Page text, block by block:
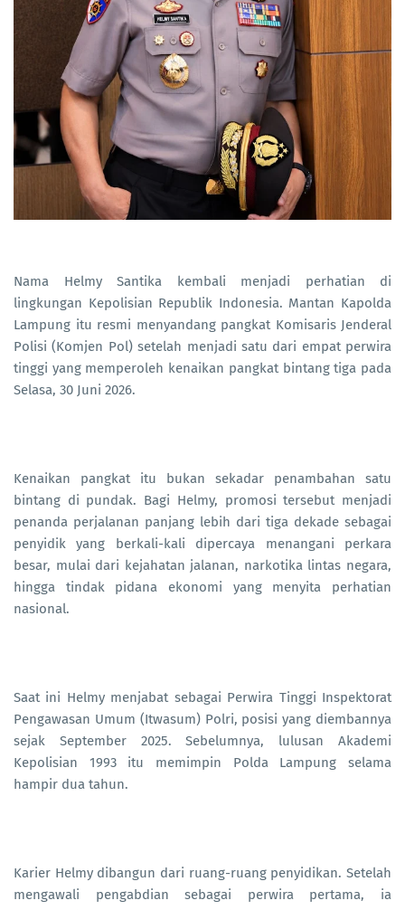
Nama Helmy Santika kembali menjadi perhatian di
lingkungan Kepolisian Republik Indonesia. Mantan Kapolda
Lampung itu resmi menyandang pangkat Komisaris Jenderal
Polisi (Komjen Pol) setelah menjadi satu dari empat perwira
tinggi yang memperoleh kenaikan pangkat bintang tiga pada
Selasa, 30 Juni 2026.
Kenaikan pangkat itu bukan sekadar penambahan satu
bintang di pundak. Bagi Helmy, promosi tersebut menjadi
penanda perjalanan panjang lebih dari tiga dekade sebagai
penyidik yang berkali-kali dipercaya menangani perkara
besar, mulai dari kejahatan jalanan, narkotika lintas negara,
hingga tindak pidana ekonomi yang menyita perhatian
nasional.
Saat ini Helmy menjabat sebagai Perwira Tinggi Inspektorat
Pengawasan Umum (Itwasum) Polri, posisi yang diembannya
sejak September 2025. Sebelumnya, lulusan Akademi
Kepolisian 1993 itu memimpin Polda Lampung selama
hampir dua tahun.
Karier Helmy dibangun dari ruang-ruang penyidikan. Setelah
mengawali pengabdian sebagai perwira pertama, ia